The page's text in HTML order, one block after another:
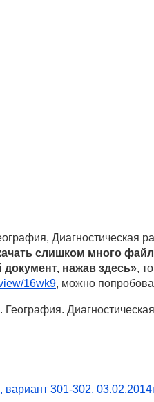
Диагностическая
слишком много
нажав здесь»,
16wk9, можно
301-302,